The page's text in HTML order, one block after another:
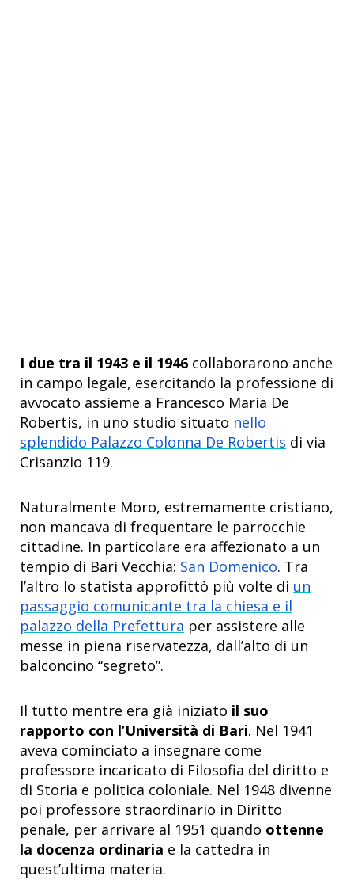
I due tra il 1943 e il 1946 collaborarono anche
in campo legale, esercitando la professione di
avvocato assieme a Francesco Maria De
Robertis, in uno studio situato nello
splendido Palazzo Colonna De Robertis di via
Crisanzio 119.
Naturalmente Moro, estremamente cristiano,
non mancava di frequentare le parrocchie
cittadine. In particolare era affezionato a un
tempio di Bari Vecchia: San Domenico. Tra
l’altro lo statista approfittò più volte di un
passaggio comunicante tra la chiesa e il
palazzo della Prefettura per assistere alle
messe in piena riservatezza, dall’alto di un
balconcino “segreto”.
Il tutto mentre era già iniziato il suo
rapporto con l’Università di Bari. Nel 1941
aveva cominciato a insegnare come
professore incaricato di Filosofia del diritto e
di Storia e politica coloniale. Nel 1948 divenne
poi professore straordinario in Diritto
penale, per arrivare al 1951 quando ottenne
la docenza ordinaria e la cattedra in
quest’ultima materia.